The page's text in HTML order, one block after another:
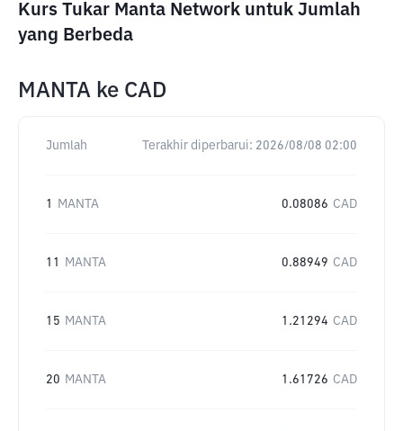
Kurs Tukar Manta Network untuk Jumlah
yang Berbeda
MANTA ke CAD
Jumlah Terakhir diperbarui: 2026/08/08 02:00
1 MANTA 0.08086 CAD
11 MANTA 0.88949 CAD
15 MANTA 1.21294 CAD
20 MANTA 1.61726 CAD